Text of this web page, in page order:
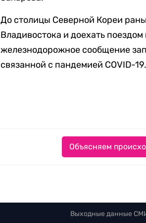
До столицы Северной Кореи
Владивостока и доехать
железнодорожное сообщение
связанной с пандемией COVID-19.
Объясняем
Выходные данные